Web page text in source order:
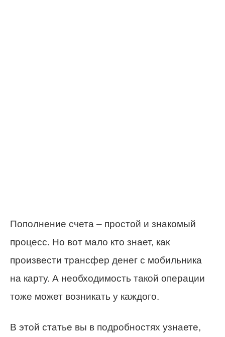
Пополнение счета – простой и знакомый
процесс. Но вот мало кто знает, как
произвести трансфер денег с мобильника
на карту. А необходимость такой операции
тоже может возникать у каждого.
В этой статье вы в подробностях узнаете,